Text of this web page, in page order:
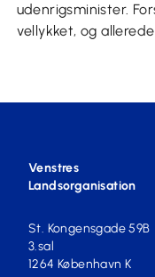
udenrigsminister.
vellykket, og
Venstres
Landsorganisation
St. Kongensgade 59B
3.sal
1264 København K